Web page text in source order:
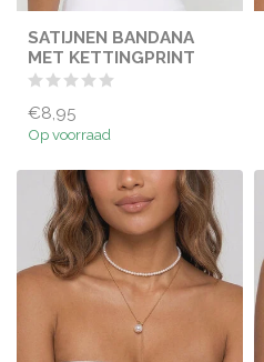
SATIJNEN BANDANA
MET KETTINGPRINT
€8,95
Op voorraad